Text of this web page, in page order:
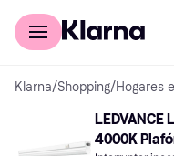
Comprar con Klarna
Klarna/Shopping/Hogares
4000K